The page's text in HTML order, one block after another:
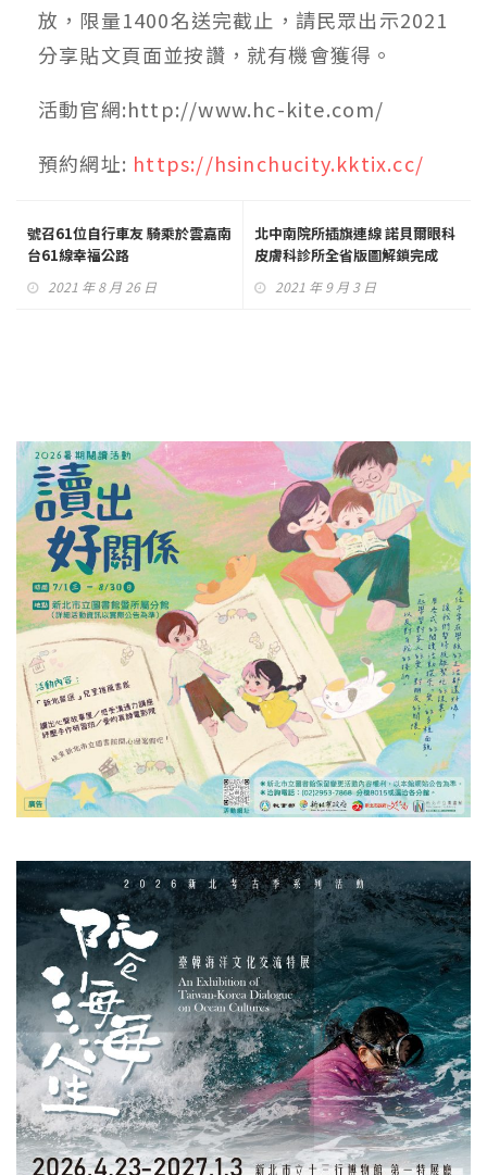
放，限量1400名送完截止，請民眾出示2021
分享貼文頁面並按讚，就有機會獲得。
活動官網:http://www.hc-kite.com/
預約網址: https://hsinchucity.kktix.cc/
號召61位自行車友 騎乘於雲嘉南
台61線幸福公路
2021 年 8 月 26 日
北中南院所插旗連線 諾貝爾眼科
皮膚科診所全省版圖解鎖完成
2021 年 9 月 3 日